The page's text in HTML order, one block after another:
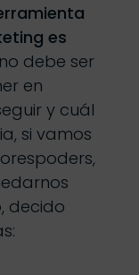
es
debe ser
en
y cuál
si vamos
decido